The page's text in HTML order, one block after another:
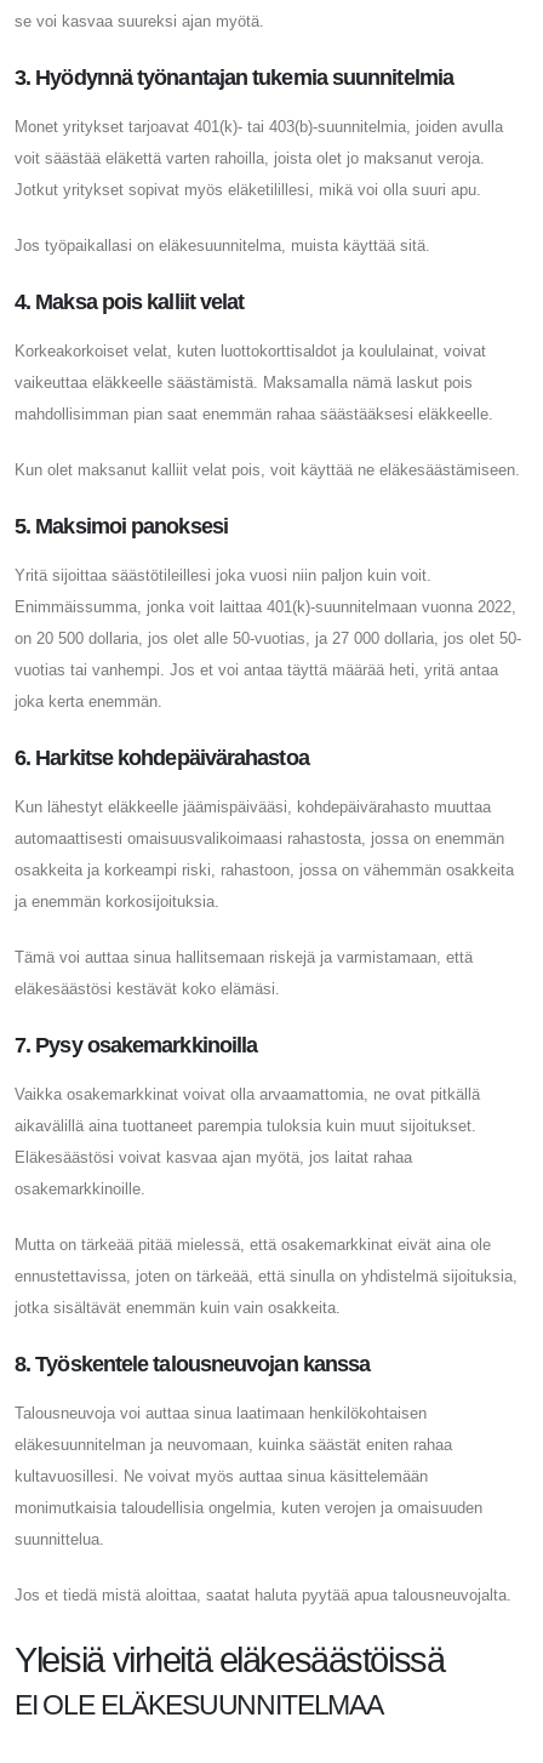
se voi kasvaa suureksi ajan myötä.
3. Hyödynnä työnantajan tukemia suunnitelmia
Monet yritykset tarjoavat 401(k)- tai 403(b)-suunnitelmia, joiden avulla
voit säästää eläkettä varten rahoilla, joista olet jo maksanut veroja.
Jotkut yritykset sopivat myös eläketilillesi, mikä voi olla suuri apu.
Jos työpaikallasi on eläkesuunnitelma, muista käyttää sitä.
4. Maksa pois kalliit velat
Korkeakorkoiset velat, kuten luottokorttisaldot ja koululainat, voivat
vaikeuttaa eläkkeelle säästämistä. Maksamalla nämä laskut pois
mahdollisimman pian saat enemmän rahaa säästääksesi eläkkeelle.
Kun olet maksanut kalliit velat pois, voit käyttää ne eläkesäästämiseen.
5. Maksimoi panoksesi
Yritä sijoittaa säästötileillesi joka vuosi niin paljon kuin voit.
Enimmäissumma, jonka voit laittaa 401(k)-suunnitelmaan vuonna 2022,
on 20 500 dollaria, jos olet alle 50-vuotias, ja 27 000 dollaria, jos olet 50-
vuotias tai vanhempi. Jos et voi antaa täyttä määrää heti, yritä antaa
joka kerta enemmän.
6. Harkitse kohdepäivärahastoa
Kun lähestyt eläkkeelle jäämispäivääsi, kohdepäivärahasto muuttaa
automaattisesti omaisuusvalikoimaasi rahastosta, jossa on enemmän
osakkeita ja korkeampi riski, rahastoon, jossa on vähemmän osakkeita
ja enemmän korkosijoituksia.
Tämä voi auttaa sinua hallitsemaan riskejä ja varmistamaan, että
eläkesäästösi kestävät koko elämäsi.
7. Pysy osakemarkkinoilla
Vaikka osakemarkkinat voivat olla arvaamattomia, ne ovat pitkällä
aikavälillä aina tuottaneet parempia tuloksia kuin muut sijoitukset.
Eläkesäästösi voivat kasvaa ajan myötä, jos laitat rahaa
osakemarkkinoille.
Mutta on tärkeää pitää mielessä, että osakemarkkinat eivät aina ole
ennustettavissa, joten on tärkeää, että sinulla on yhdistelmä sijoituksia,
jotka sisältävät enemmän kuin vain osakkeita.
8. Työskentele talousneuvojan kanssa
Talousneuvoja voi auttaa sinua laatimaan henkilökohtaisen
eläkesuunnitelman ja neuvomaan, kuinka säästät eniten rahaa
kultavuosillesi. Ne voivat myös auttaa sinua käsittelemään
monimutkaisia ​​taloudellisia ongelmia, kuten verojen ja omaisuuden
suunnittelua.
Jos et tiedä mistä aloittaa, saatat haluta pyytää apua talousneuvojalta.
Yleisiä virheitä eläkesäästöissä
EI OLE ELÄKESUUNNITELMAA